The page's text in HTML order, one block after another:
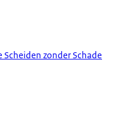
zonder Schade